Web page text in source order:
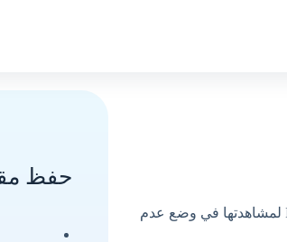
قم بتنزيل مقاطع الفيديو من Imgur إلى MP4 مجانًا! احفظ مقاطع فيديو Imgur لمشاهدتها في وضع عدم
حفظ